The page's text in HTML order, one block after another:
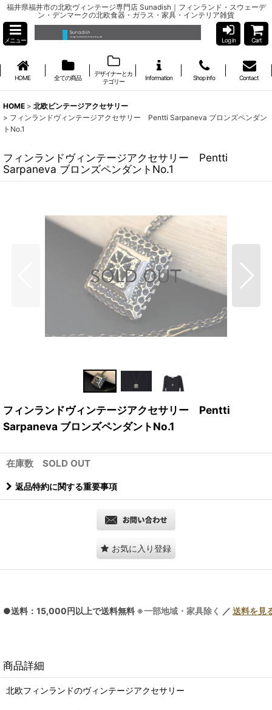
福井県福井市の北欧ヴィンテージ専門店 Sunadish｜フィンランド・スウェーデ
ン・デンマークの北欧食器・ガラス・家具・インテリア雑貨
メニュー Log in Cart
HOME 全ての商品
デザイナーとカ
テゴリー
Information Shop info Contact
HOME > 北欧ビンテージアクセサリー
> フィンランドヴィンテージアクセサリー Pentti Sarpaneva ブロンズペンダン
トNo.1
フィンランドヴィンテージアクセサリー Pentti
Sarpaneva ブロンズペンダントNo.1
フィンランドヴィンテージアクセサリー Pentti
Sarpaneva ブロンズペンダントNo.1
在庫数 SOLD OUT
返品特約に関する重要事項
お気に入り登録
●送料：15,000円以上で送料無料 ※一部地域・家具除く ／ 送料を見
商品詳細
北欧フィンランドのヴィンテージアクセサリー